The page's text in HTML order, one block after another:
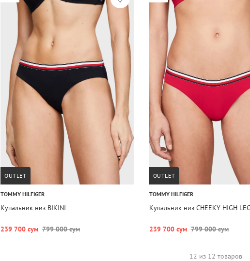
OUTLET
TOMMY HILFIGER
Купальник низ BIKINI
239 700 сум 799 000 сум
OUTLET
TOMMY HILFIGER
Купальник низ CHEEKY HIGH
239 700 сум 799 000 сум
12 из 12 товаров